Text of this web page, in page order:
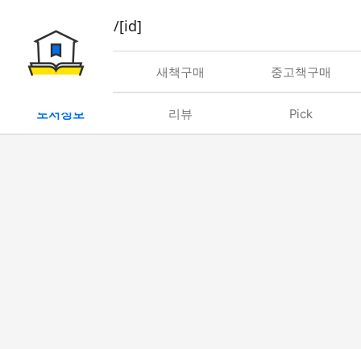
book/rent/[id]
대여 새책구매 중고책구매
도서정보 리뷰 Pick